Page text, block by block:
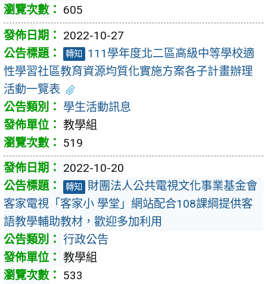
605
2022-10-27
轉知
111學年度北二區高級中等學校適
性學習社區教育資源均質化實施方案各子計畫辦理
活動一覽表
學生活動訊息
教學組
519
2022-10-20
轉知
財團法人公共電視文化事業基金會
客家電視「客家小 學堂」網站配合108課綱提供客
語教學輔助教材，歡迎多加利用
行政公告
教學組
533